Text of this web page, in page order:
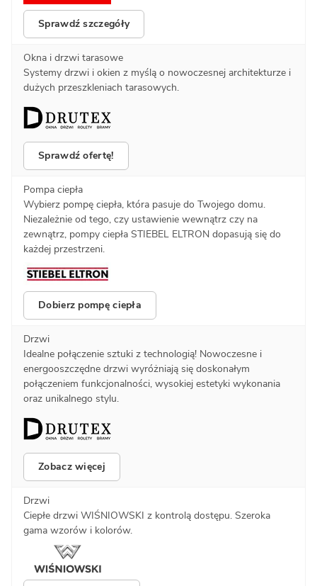
Sprawdź szczegóły
Okna i drzwi tarasowe
Systemy drzwi i okien z myślą o nowoczesnej architekturze i
dużych przeszkleniach tarasowych.
Sprawdź ofertę!
Pompa ciepła
Wybierz pompę ciepła, która pasuje do Twojego domu.
Niezależnie od tego, czy ustawienie wewnątrz czy na
zewnątrz, pompy ciepła STIEBEL ELTRON dopasują się do
każdej przestrzeni.
Dobierz pompę ciepła
Drzwi
Idealne połączenie sztuki z technologią! Nowoczesne i
energooszczędne drzwi wyróżniają się doskonałym
połączeniem funkcjonalności, wysokiej estetyki wykonania
oraz unikalnego stylu.
Zobacz więcej
Drzwi
Ciepłe drzwi WIŚNIOWSKI z kontrolą dostępu. Szeroka
gama wzorów i kolorów.